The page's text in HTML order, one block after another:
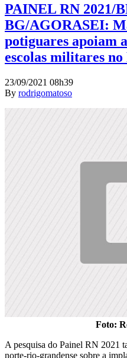
PAINEL RN 2021/
BG/AGORASEI:
potiguares apoiam
escolas militares no
23/09/2021 08h39
By rodrigomatoso
Foto:
A pesquisa do Painel RN 2021
norte-rio-grandense sobre a